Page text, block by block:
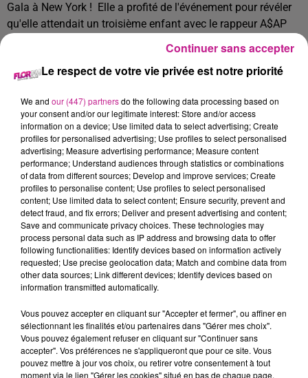
Gala à New York ! Elle a profité de l'événement pour révéler
qu'elle attendait un troisième enfant avec le rappeur A$AP
marchant au milieu des voitures à New York, le ventre
arrondi bien visible, vêtue d'un ensemble bleu layette. ASAP
lors de la cérémonie !
Ce n’est pas la première fois que le couple profite d’un
événement médiatique pour faire une telle annonce. Pour sa
deuxième grossesse, elle avait profité du Superbowl pour
afficher son ventre rond.
TITRES DIFFUSÉS Voir plus
4h30
4h30
AMEL BENT
L'amour, Ca Se Donne
4h27
4h27
DR YARO
Atchiki
4h24
4h24
LYKKE LI
I Follow Rivers
Le respect de votre vie privée est notre priorité
We and our (447) partnersdo the following data processing based on
your consent and/or our legitimate interest: Store and/or access
information on a device; Use limited data to select advertising; Create
profiles for personalised advertising; Use profiles to select personalised
advertising; Measure advertising performance; Measure content
performance; Understand audiences through statistics or combinations
of data from different sources; Develop and improve services; Create
profiles to personalise content; Use profiles to select personalised
content; Use limited data to select content; Ensure security, prevent and
detect fraud, and fix errors; Deliver and present advertising and content;
Save and communicate privacy choices. These technologies may
process personal data such as IP address and browsing data to offer
following functionalities: Identify devices based on information actively
requested; Use precise geolocation data; Match and combine data from
other data sources; Link different devices; Identify devices based on
information transmitted automatically.
Vous pouvez accepter en cliquant sur "Accepter et fermer", ou affiner en
sélectionnant les finalités et/ou partenaires dans "Gérer mes choix".
Vous pouvez également refuser en cliquant sur "Continuer sans
accepter". Vos préférences ne s'appliqueront que pour ce site. Vous
pouvez mettre à jour vos choix, ou retirer votre consentement à tout
moment via le lien "Gérer les cookies" situé en bas de chaque page.
Continuer sans accepter